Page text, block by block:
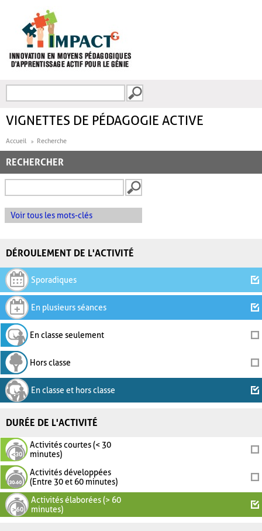
FORMULAIRE DE
VIGNETTES DE PÉDAGOGIE ACTIVE
Accueil Recherche
RECHERCHER
Voir tous les mots-clés
DÉROULEMENT DE L'ACTIVITÉ
Sporadiques
En plusieurs séances
En classe seulement
Hors classe
En classe et hors classe
DURÉE DE L'ACTIVITÉ
Activités courtes (< 30
minutes)
Activités développées
(Entre 30 et 60 minutes)
Activités élaborées (> 60
minutes)